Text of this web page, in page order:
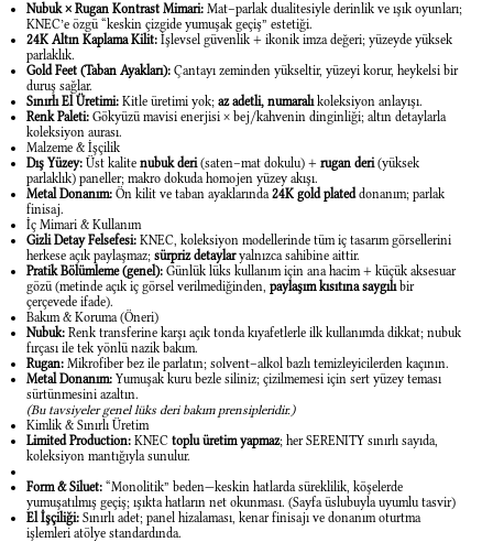
Nubuk × Rugan Kontrast Mimari:Mat–parlak dualitesiyle derinlik ve ışık oyunları;
KNEC’e özgü “keskin çizgide yumuşak geçiş” estetiği.
24K Altın Kaplama Kilit:İşlevsel güvenlik + ikonik imza değeri; yüzeyde yüksek
parlaklık.
Gold Feet (Taban Ayakları):Çantayı zeminden yükseltir, yüzeyi korur, heykelsi bir
duruş sağlar.
Sınırlı El Üretimi:Kitle üretimi yok; az adetli, numaralıkoleksiyon anlayışı.
Renk Paleti:Gökyüzü mavisi enerjisi × bej/kahvenin dinginliği; altın detaylarla
koleksiyon aurası.
Malzeme & İşçilik
Dış Yüzey:Üst kalite nubuk deri(saten–mat dokulu) + rugan deri(yüksek
parlaklık) paneller; makro dokuda homojen yüzey akışı.
Metal Donanım:Ön kilit ve taban ayaklarında24K gold plateddonanım; parlak
finisaj.
İç Mimari & Kullanım
Gizli Detay Felsefesi:KNEC, koleksiyon modellerinde tüm iç tasarım görsellerini
herkese açık paylaşmaz; sürpriz detaylaryalnızca sahibine aittir.
Pratik Bölümleme (genel):Günlük lüks kullanım için ana hacim + küçük aksesuar
gözü (metinde açık iç görsel verilmediğinden, paylaşım kısıtına saygılıbir
çerçevede ifade).
Bakım & Koruma (Öneri)
Nubuk:Renk transferine karşı açık tonda kıyafetlerle ilk kullanımda dikkat; nubuk
fırçası ile tek yönlü nazik bakım.
Rugan:Mikrofiber bez ile parlatın; solvent–alkol bazlı temizleyicilerden kaçının.
Metal Donanım:Yumuşak kuru bezle siliniz; çizilmemesi için sert yüzey teması
sürtünmesini azaltın.
(Bu tavsiyeler genel lüks deri bakım prensipleridir.)
Kimlik & Sınırlı Üretim
Limited Production:KNEC toplu üretim yapmaz; her SERENITY sınırlı sayıda,
koleksiyon mantığıyla sunulur.
Form & Siluet:“Monolitik” beden—keskin hatlarda süreklilik, köşelerde
yumuşatılmış geçiş; ışıkta hatların net okunması. (Sayfa üslubuyla uyumlu tasvir)
El İşçiliği:Sınırlı adet; panel hizalaması, kenar finisajı ve donanım oturtma
işlemleri atölye standardında.